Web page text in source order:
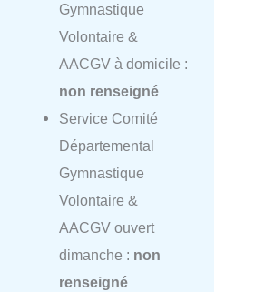
Gymnastique
Volontaire &
AACGV à domicile :
non renseigné
Service Comité
Départemental
Gymnastique
Volontaire &
AACGV ouvert
dimanche : non
renseigné